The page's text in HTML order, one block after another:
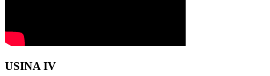
USINA IV